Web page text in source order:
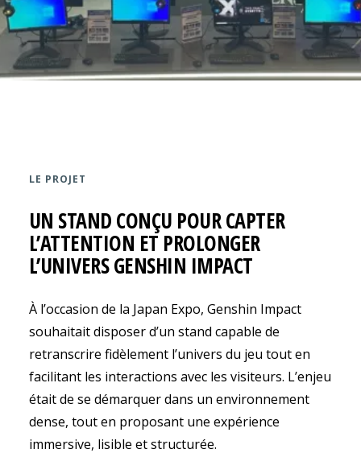
LE PROJET
UN STAND CONÇU POUR CAPTER
L’ATTENTION ET PROLONGER
L’UNIVERS GENSHIN IMPACT
À l’occasion de la Japan Expo, Genshin Impact
souhaitait disposer d’un stand capable de
retranscrire fidèlement l’univers du jeu tout en
facilitant les interactions avec les visiteurs. L’enjeu
était de se démarquer dans un environnement
dense, tout en proposant une expérience
immersive, lisible et structurée.